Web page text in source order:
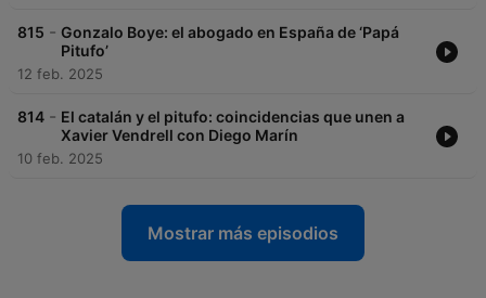
815 - Gonzalo Boye: el abogado en España de ‘Papá
Pitufo’
12 feb. 2025
814 - El catalán y el pitufo: coincidencias que unen a
Xavier Vendrell con Diego Marín
10 feb. 2025
Mostrar más episodios